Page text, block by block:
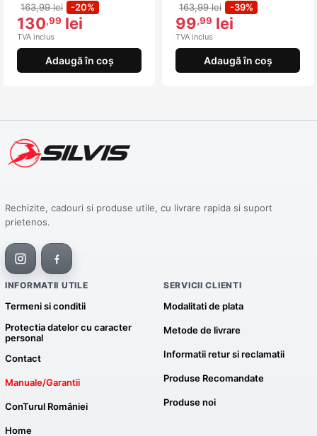
163,99 lei -20%
130,99 lei
TVA inclus
Adaugă în coș
163,99 lei -39%
99,99 lei
TVA inclus
Adaugă în coș
Rechizite, cadouri si produse utile, cu livrare rapida si suport
prietenos.
INFORMATII UTILE
Termeni si conditii
Protectia datelor cu caracter
personal
Contact
Manuale/Garantii
ConTurul României
Home
SERVICII CLIENTI
Modalitati de plata
Metode de livrare
Informatii retur si reclamatii
Produse Recomandate
Produse noi